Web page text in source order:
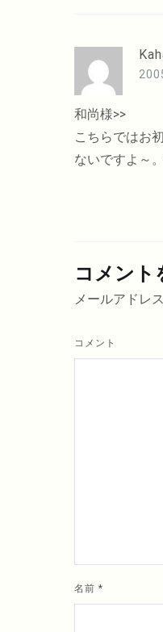
和尚様>>
こちらではお
ないですよ～
コメント
メールアドレ
コメント
名前 *